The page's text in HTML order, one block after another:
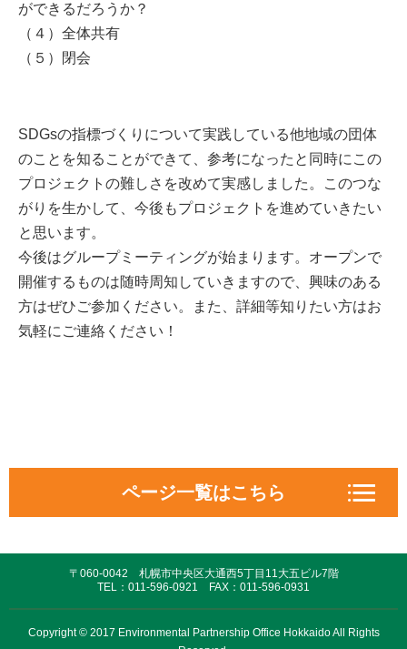
ができるだろうか？
（４）全体共有
（５）閉会
SDGsの指標づくりについて実践している他地域の団体
のことを知ることができて、参考になったと同時にこの
プロジェクトの難しさを改めて実感しました。このつな
がりを生かして、今後もプロジェクトを進めていきたい
と思います。
今後はグループミーティングが始まります。オープンで
開催するものは随時周知していきますので、興味のある
方はぜひご参加ください。また、詳細等知りたい方はお
気軽にご連絡ください！
ページ一覧はこちら
対話の場づくりと協働
政策コミュニケーション
〒060-0042 札幌市中央区大通西5丁目11大五ビル7階
TEL：011-596-0921 FAX：011-596-0931
Copyright © 2017 Environmental Partnership Office Hokkaido All Rights